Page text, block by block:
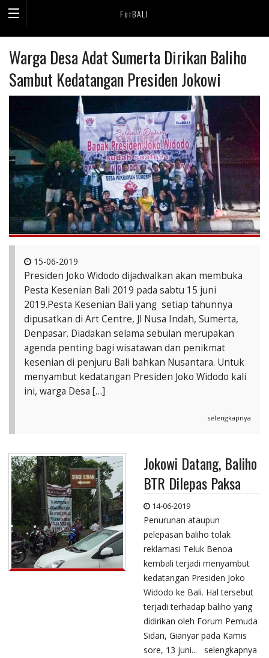
ForBALI
Warga Desa Adat Sumerta Dirikan Baliho
Sambut Kedatangan Presiden Jokowi
15-06-2019
Presiden Joko Widodo dijadwalkan akan membuka
Pesta Kesenian Bali 2019 pada sabtu 15 juni
2019.Pesta Kesenian Bali yang setiap tahunnya
dipusatkan di Art Centre, Jl Nusa Indah, Sumerta,
Denpasar. Diadakan selama sebulan merupakan
agenda penting bagi wisatawan dan penikmat
kesenian di penjuru Bali bahkan Nusantara. Untuk
menyambut kedatangan Presiden Joko Widodo kali
ini, warga Desa […]
selengkapnya
Jokowi Datang, Baliho
BTR Dilepas Paksa
14-06-2019
Penurunan ataupun
pelepasan baliho tolak
reklamasi Teluk Benoa
kembali terjadi menyambut
kedatangan Presiden Joko
Widodo ke Bali. Hal tersebut
terjadi terhadap baliho yang
didirikan oleh Forum Pemuda
Sidan, Gianyar pada Kamis
sore, 13 juni...
selengkapnya